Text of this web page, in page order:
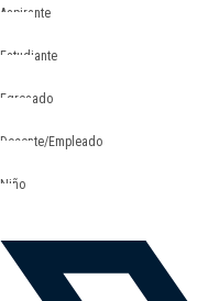
Aspirante
Estudiante
Egresado
Docente/Empleado
Niño